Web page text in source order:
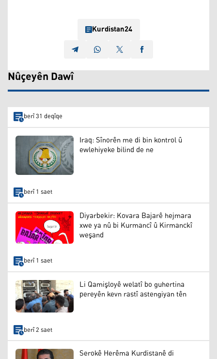
Kurdistan24
Nûçeyên Dawî
berî 31 deqîqe
Iraq: Sînorên me di bin kontrol û
ewlehiyeke bilind de ne
berî 1 saet
Diyarbekir: Kovara Bajarê hejmara
xwe ya nû bi Kurmancî û Kirmanckî
weşand
berî 1 saet
Li Qamişloyê welatî bo guhertina
pereyên kevn rastî astengiyan tên
berî 2 saet
Serokê Herêma Kurdistanê di